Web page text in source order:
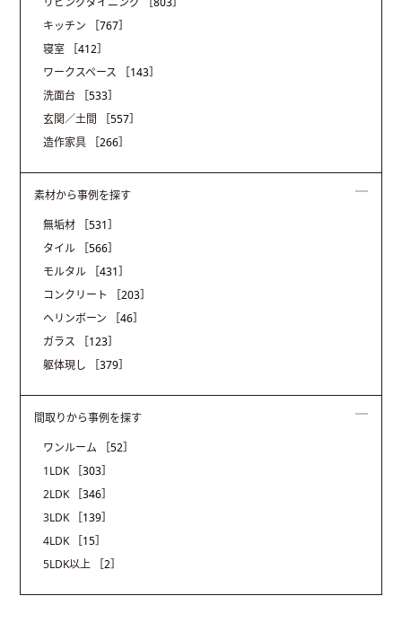
キッチン
［767］
寝室
［412］
ワークスペース
［143］
洗面台
［533］
玄関／土間
［557］
造作家具
［266］
素材から事例を探す
無垢材
［531］
タイル
［566］
モルタル
［431］
コンクリート
［203］
ヘリンボーン
［46］
ガラス
［123］
躯体現し
［379］
間取りから事例を探す
ワンルーム
［52］
1LDK
［303］
2LDK
［346］
3LDK
［139］
4LDK
［15］
5LDK以上
［2］